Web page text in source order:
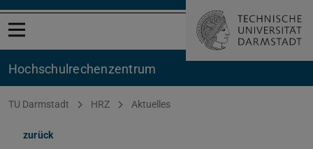
Menü öffnen
Hochschul­rechenzentrum
Sie befinden sich hier:
TU Darmstadt HRZ Aktuelles
zurück